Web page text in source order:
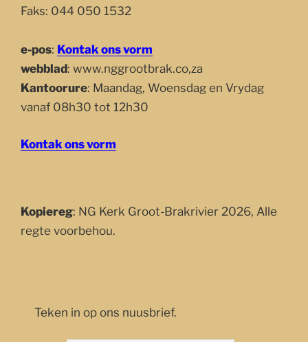
Faks: 044 050 1532
e-pos: Kontak ons vorm
webblad: www.nggrootbrak.co,za
Kantoorure: Maandag, Woensdag en Vrydag
vanaf 08h30 tot 12h30
Kontak ons vorm
Kopiereg: NG Kerk Groot-Brakrivier 2026, Alle
regte voorbehou.
Teken in op ons nuusbrief.